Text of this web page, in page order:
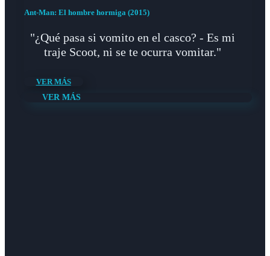
Ant-Man: El hombre hormiga (2015)
"¿Qué pasa si vomito en el casco? - Es mi
traje Scoot, ni se te ocurra vomitar."
VER MÁS
VER MÁS